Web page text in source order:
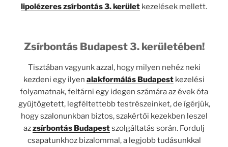
lipolézeres zsírbontás 3. kerület kezelések mellett.
Zsírbontás Budapest 3. kerületében!
Tisztában vagyunk azzal, hogy milyen nehéz neki
kezdeni egy ilyen alakformálás Budapest kezelési
folyamatnak, feltárni egy idegen számára az évek óta
gyűjtögetett, legféltettebb testrészeinket, de ígérjük,
hogy szalonunkban biztos, szakértői kezekben leszel
azzsírbontás Budapestszolgáltatás során. Fordulj
csapatunkhoz bizalommal, a legjobb tudásunkkal